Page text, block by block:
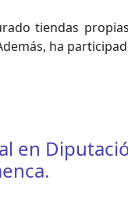
tiendas
ha
en